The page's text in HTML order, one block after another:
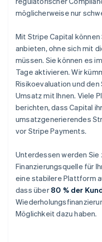
möglicherweise nur
Mit Stripe Capital können
anbieten, ohne sich mit
müssen. Sie können es
Tage aktivieren. Wir
Risikoevaluation und
Umsatz mit Ihnen. Viele
berichten, dass Capital
umsatzgenerierendes
vor Stripe Payments.
Unterdessen werden
Finanzierungsquelle für
eine stabilere Plattform
dass über 80 % der
Möglichkeit dazu haben.